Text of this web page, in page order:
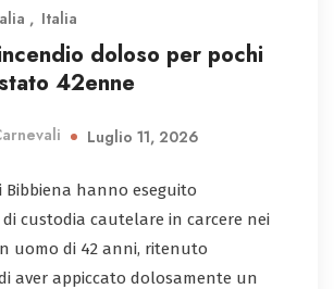
Italia
doloso per pochi
42enne
Luglio 11, 2026
Bibbiena hanno eseguito
custodia cautelare in carcere nei
uomo di 42 anni, ritenuto
aver appiccato dolosamente un